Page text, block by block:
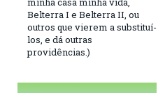
Belterra I e Belterra II, ou
outros que vierem a substituí-
los, e dá outras
providências.)